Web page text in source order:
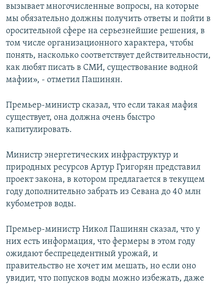
вызывает многочисленные вопросы, на которые
мы обязательно должны получить ответы и пойти в
оросительной сфере на серьезнейшие решения, в
том числе организационного характера, чтобы
понять, насколько соответствует действительности,
как любят писать в СМИ, существование водной
мафии», - отметил Пашинян.
Премьер-министр сказал, что если такая мафия
существует, она должна очень быстро
капитулировать.
Министр энергетических инфраструктур и
природных ресурсов Артур Григорян представил
проект закона, в котором предлагается в текущем
году дополнительно забрать из Севана до 40 млн
кубометров воды.
Премьер-министр Никол Пашинян сказал, что у
них есть информация, что фермеры в этом году
ожидают беспрецедентный урожай, и
правительство не хочет им мешать, но если оно
увидит, что попусков воды можно избежать, даже